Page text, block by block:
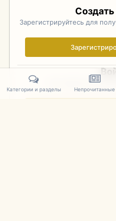
Зарегистрируйтесь для
Уже
Категории и разделы Непрочитанные